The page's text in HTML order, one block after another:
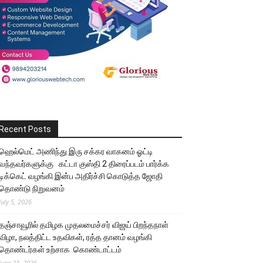
Posts
அணிந்து இரு சக்கர வாகனம் ஓட்டி
கட்டா குஸ்தி 2 திரைப்படம் பார்க்க
வழங்கி இன்ப அதிர்ச்சி கொடுத்த ஜோதி
நிறுவனம்
5, 2026
தமிழக முதலமைச்சர் விஜய் பிறந்தநாள்
நலத்திட்ட உதவிகள், ரத்த தானம் வழங்கி
உற்சாக கொண்டாட்டம்